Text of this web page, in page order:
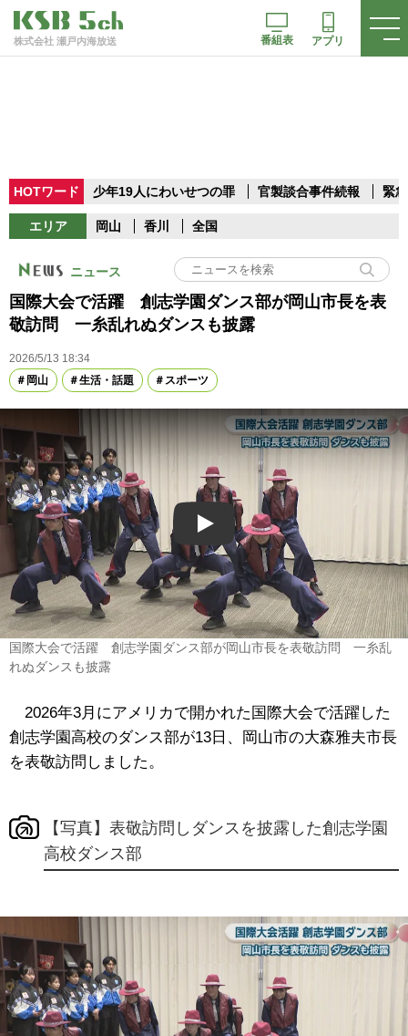
株式会社 瀬戸内海放送 番組表 アプリ
HOTワード 少年19人にわいせつの罪 官製談合事件続報 緊
エリア 岡山 香川 全国
ニュース
国際大会で活躍 創志学園ダンス部が岡山市長を表
敬訪問 一糸乱れぬダンスも披露
2026/5/13 18:34
岡山
生活・話題 スポーツ
Play
国際大会で活躍 創志学園ダンス部が岡山市長を表敬訪問 一糸乱
れぬダンスも披露
2026年3月にアメリカで開かれた国際大会で活躍した
創志学園高校のダンス部が13日、岡山市の大森雅夫市長
を表敬訪問しました。
【写真】表敬訪問しダンスを披露した創志学園
高校ダンス部